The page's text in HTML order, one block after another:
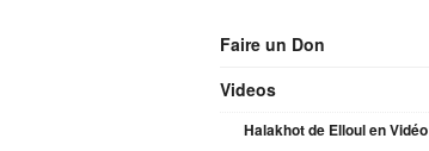
Faire un Don
Videos
Halakhot de Elloul en Vidéo